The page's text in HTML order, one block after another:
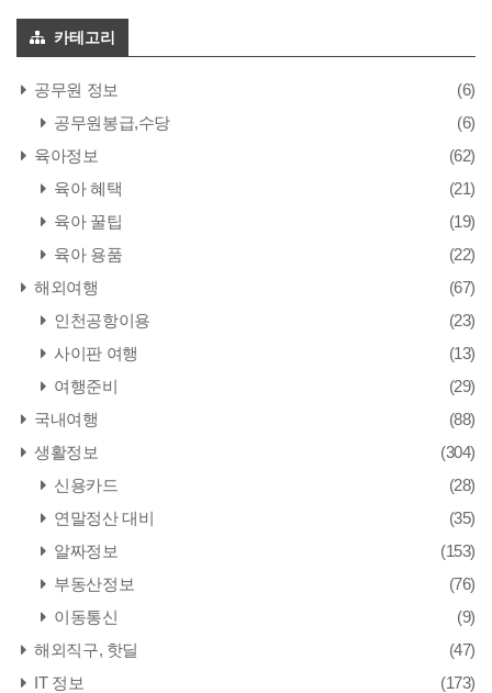
카테고리
공무원 정보
(6)
공무원봉급,수당
(6)
육아정보
(62)
육아 혜택
(21)
육아 꿀팁
(19)
육아 용품
(22)
해외여행
(67)
인천공항이용
(23)
사이판 여행
(13)
여행준비
(29)
국내여행
(88)
생활정보
(304)
신용카드
(28)
연말정산 대비
(35)
알짜정보
(153)
부동산정보
(76)
이동통신
(9)
해외직구, 핫딜
(47)
IT 정보
(173)